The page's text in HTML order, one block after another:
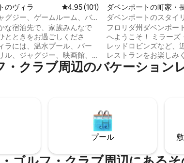
つ星の平均評価
のヴィラ レビュー101件、5つ星中4.95つ星の
4.95 (101)
グジー、ゲームルーム、バ
映画館を備えた隠れ家
な宿泊先で、家族みんなで
とときをお過ごしくださ
ラには、温水プール、バー
ル、ジャグジー、映画館、
、遊び場、そして家族での
最適な、焚き火台を備えた
マイル（車で約20分）とい
です。閑静で安全、かつ清
あります。駐車場は最大4台
ます。おもちゃやゲームを
用のお部屋があります。思
専門としています！ ❤️
ダベンポートの町家・
ダベンポートのスタイ
フロリダ州ダベンポー
へようこそ！ ミラーズ
レッドロビンズなど、
レストランをお楽しみ
クションには、ウォル
ルド（20分）、ユニバ
ーや乗り物を楽しんだ
需品は近くのパブリッ
トで購入できます。 ご
いしい料理と素晴らし
ントをお楽しみいただ
クラブ⁠周⁠辺⁠のバ⁠ケ⁠ー⁠シ⁠ョ⁠ン⁠
プール